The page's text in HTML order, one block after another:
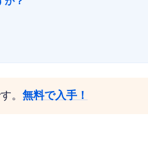
。 無料で入手！